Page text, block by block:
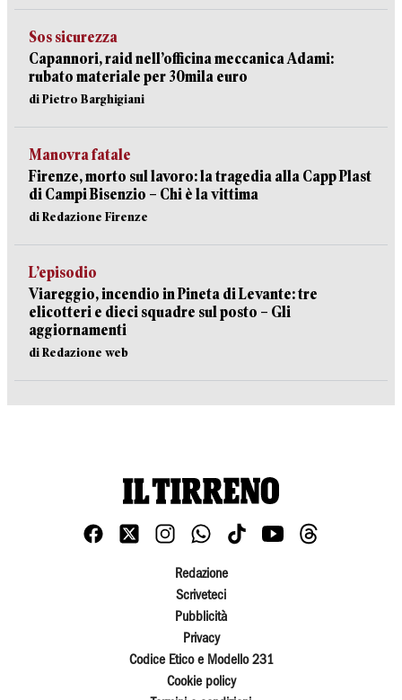
Sos sicurezza
Capannori, raid nell’officina meccanica Adami:
rubato materiale per 30mila euro
di Pietro Barghigiani
Manovra fatale
Firenze, morto sul lavoro: la tragedia alla Capp Plast
di Campi Bisenzio – Chi è la vittima
di Redazione Firenze
L’episodio
Viareggio, incendio in Pineta di Levante: tre
elicotteri e dieci squadre sul posto – Gli
aggiornamenti
di Redazione web
Redazione
Scriveteci
Pubblicità
Privacy
Codice Etico e Modello 231
Cookie policy